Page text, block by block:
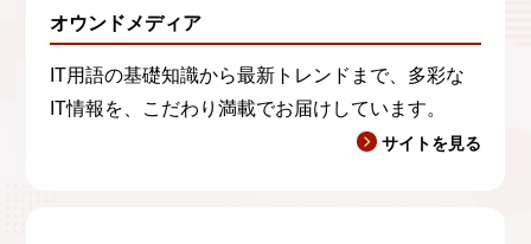
オウンドメディア
IT用語の基礎知識から最新トレンドまで、多彩な
IT情報を、こだわり満載でお届けしています。
サイトを見る